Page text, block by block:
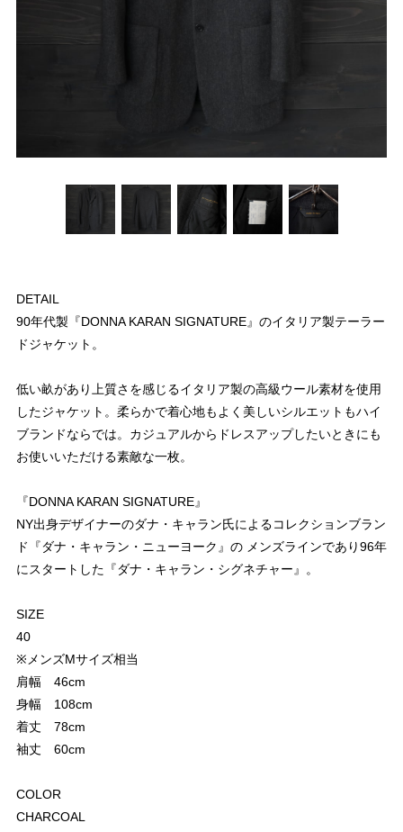
DETAIL
90年代製『DONNA KARAN SIGNATURE』のイタリア製テーラー
ドジャケット。
低い畝があり上質さを感じるイタリア製の高級ウール素材を使用
したジャケット。柔らかで着心地もよく美しいシルエットもハイ
ブランドならでは。カジュアルからドレスアップしたいときにも
お使いいただける素敵な一枚。
『DONNA KARAN SIGNATURE』
NY出身デザイナーのダナ・キャラン氏によるコレクションブラン
ド『ダナ・キャラン・ニューヨーク』の メンズラインであり96年
にスタートした『ダナ・キャラン・シグネチャー』。
SIZE
40
※メンズMサイズ相当
肩幅 46cm
身幅 108cm
着丈 78cm
袖丈 60cm
COLOR
CHARCOAL